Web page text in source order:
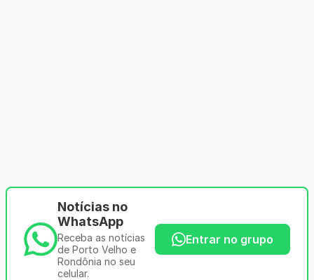
Notícias no
WhatsApp
Receba as notícias
de Porto Velho e
Rondônia no seu
celular.
Entrar no grupo